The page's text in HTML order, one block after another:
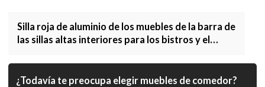
Silla roja de aluminio de los muebles de la barra de
las sillas altas interiores para los bistros y el
¿Todavía te preocupa elegir muebles de comedor?